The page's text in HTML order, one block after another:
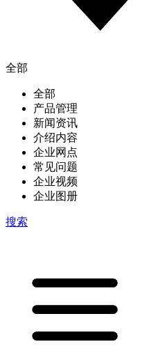
全部
全部
产品管理
新闻资讯
介绍内容
企业网点
常见问题
企业视频
企业图册
搜索